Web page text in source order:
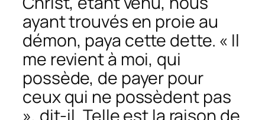
ayant trouvés en proie au
démon, paya cette dette. « Il
me revient à moi, qui
possède, de payer pour
ceux qui ne possèdent pas